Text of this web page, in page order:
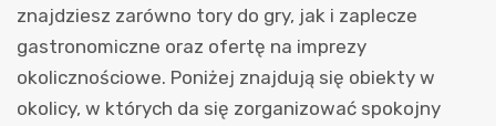
znajdziesz zarówno tory do gry, jak i zaplecze
gastronomiczne oraz ofertę na imprezy
okolicznościowe. Poniżej znajdują się obiekty w
okolicy, w których da się zorganizować spokojny